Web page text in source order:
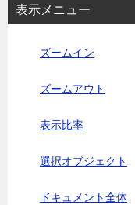
表示メニュー
ズームイン
ズームアウト
表示比率
選択オブジェクト
ドキュメント全体